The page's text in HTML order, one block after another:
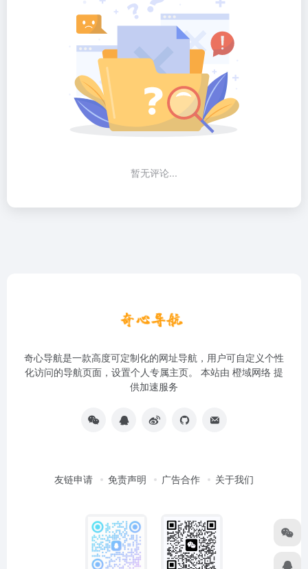
暂无评论...
奇心导航是一款高度可定制化的网址导航，用户可自定义个性
化访问的导航页面，设置个人专属主页。 本站由 橙域网络 提
供加速服务
友链申请 免责声明 广告合作 关于我们